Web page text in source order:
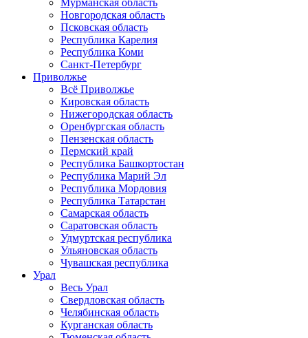
Мурманская область
Новгородская область
Псковская область
Республика Карелия
Республика Коми
Санкт-Петербург
Приволжье
Всё Приволжье
Кировская область
Нижегородская область
Оренбургская область
Пензенская область
Пермский край
Республика Башкортостан
Республика Марий Эл
Республика Мордовия
Республика Татарстан
Самарская область
Саратовская область
Удмуртская республика
Ульяновская область
Чувашская республика
Урал
Весь Урал
Свердловская область
Челябинская область
Курганская область